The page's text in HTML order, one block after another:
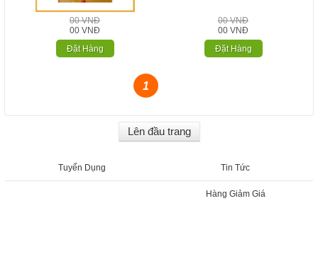
00 VNĐ
00 VNĐ
Đặt Hàng
00 VNĐ
00 VNĐ
Đặt Hàng
1
Lên đầu trang
Tuyển Dụng Tin Tức
Hàng Giảm Giá